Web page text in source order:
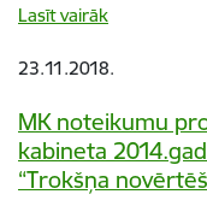
Lasīt vairāk
23.11.2018.
MK noteikumu
kabineta
“Trokšņa